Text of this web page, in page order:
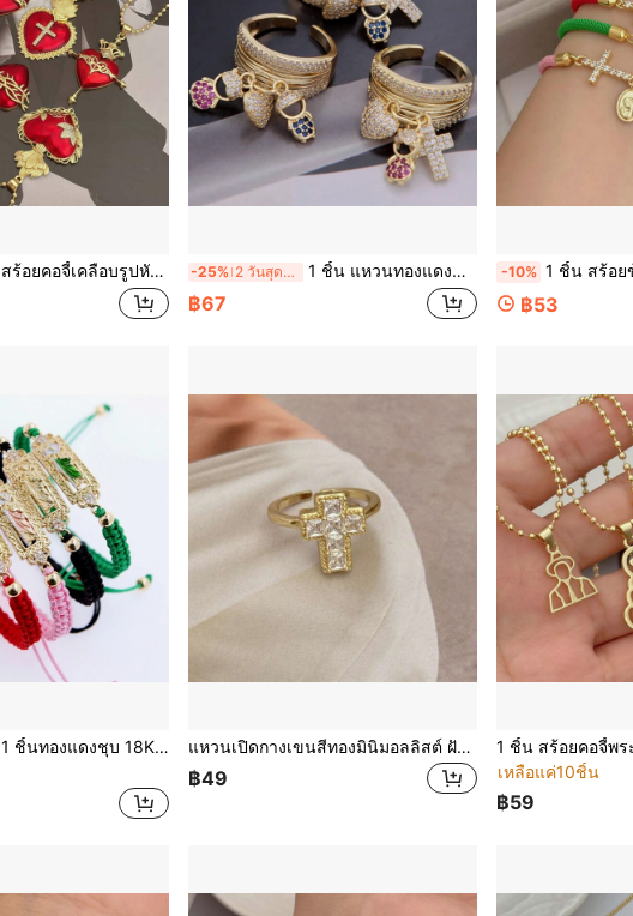
สร้อยคอจี้เคลือบรูปหัวใจศักดิ์สิทธิ์และกาชาด, เครื่องประดับทางศาสนาแฟชั่นสตรี, เหมาะสำหรับสวมใส่ในชีวิตประจำวัน -25% 2 วันสุดท้าย 1 ชิ้น แหวนทองแดงชุบทอง 18K พร้อมลูกปัดคิวบิคเซอร์โคเนีย รูปหัวใจพร้อมกางเขน และองค์ประกอบมนุษย์ แหวนเปิดหลายชั้น แหวนคู่ เหมาะสำหรับสวมใส่ประจำวัน จำเป็นต้องมีสำหรับการเดทปาร์ตี้ ของขวัญที่ดีที่สุดสำหรับวันวาเลนไทน์ วันแม่ วันแม่
฿67
-10% 1 ชิ้น สร้อยข้อมือเชือกสีสัน กางเขน/พระแม่มารี/นักบุญจูด/นัก
฿53
1 ชิ้นทองแดงชุบ 18K Gold Diamond - Studded Holy Judas/Virgin Mary Portrait Hollowed - Out สายคล้องมือสร้อยข้อมือทอ, ยูนิเซกส์ ของขวัญที่สมบูรณ์แบบสำหรับวันพ่อและสำหรับครอบครัวและเพื่อนฝูง ทันสมัยและไม่ซ้ำใคร
แหวนเปิดกางเขนสีทองมินิมอลลิสต์ ฝังทองแดง CZ เครื่องประดับศาสนาส่วนบุคคลสำหรับสตรี เหมาะสำหรับการสวมใส่ประจำวัน/ผู้ศรัทธาทางศาสนา
฿49
เหลือแค่10ชิ้น
฿59